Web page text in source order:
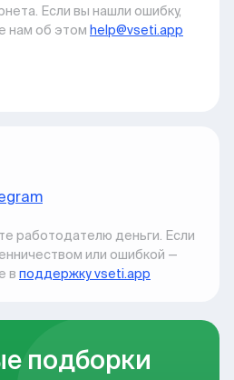
Если вы нашли ошибку,
нам об этом help@vseti.app
работодателю деньги. Если
или ошибкой —
в поддержку vseti.app
подборки